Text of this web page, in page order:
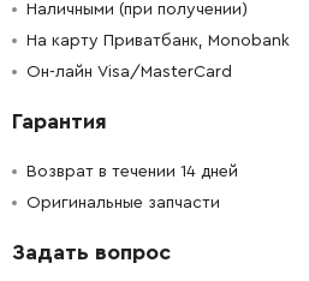
Наличными (при получении)
На карту Приватбанк, Monobank
Он-лайн Visa/MasterCard
Гарантия
Возврат в течении 14 дней
Оригинальные запчасти
Задать вопрос